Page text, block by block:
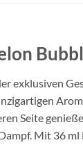
exklusiven
Seite
Mit 36